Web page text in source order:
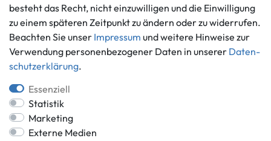
Ankauf
Über uns
Häufig gestellte Fragen
Zahlung und Versand
Batterieentsorgung
besteht das Recht, nicht einzuwilligen und die Einwilligung
zu einem späteren Zeitpunkt zu ändern oder zu widerrufen.
Beachten Sie unser Impressum und weitere Hinweise zur
Verwendung personenbezogener Daten in unserer Daten­
schutz­erklärung.
Essenziell
Statistik
Marketing
Externe Medien